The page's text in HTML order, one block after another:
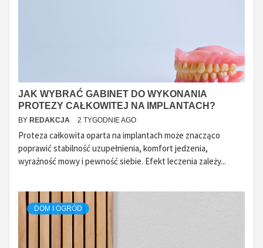
JAK WYBRAĆ GABINET DO WYKONANIA
PROTEZY CAŁKOWITEJ NA IMPLANTACH?
BY REDAKCJA 2 TYGODNIE AGO
Proteza całkowita oparta na implantach może znacząco
poprawić stabilność uzupełnienia, komfort jedzenia,
wyraźność mowy i pewność siebie. Efekt leczenia zależy...
DOM I OGRÓD